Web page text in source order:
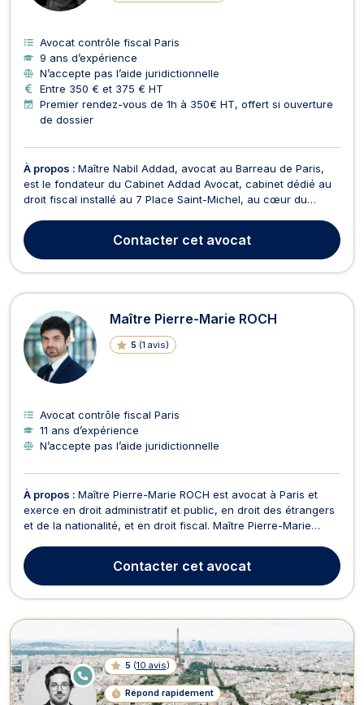
Avocat contrôle fiscal Paris
9 ans d’expérience
N’accepte pas l’aide juridictionnelle
Entre 350 € et 375 € HT
Premier rendez-vous de 1h à 350€ HT, offert si ouverture
de dossier
À propos : Maître Nabil Addad, avocat au Barreau de Paris,
est le fondateur du Cabinet Addad Avocat, cabinet dédié au
droit fiscal installé au 7 Place Saint-Michel, au cœur du
l'Université Paris 1 Panthéon-Sorbonne et à l'Université Paris
2 Panthéon-Assas, il a exercé plusie...
Contacter cet avocat
Maître Pierre-Marie ROCH
5 (1 avis)
Avocat contrôle fiscal Paris
11 ans d’expérience
N’accepte pas l’aide juridictionnelle
À propos : Maître Pierre-Marie ROCH est avocat à Paris et
exerce en droit administratif et public, en droit des étrangers
et de la nationalité, et en droit fiscal. Maître Pierre-Marie
contentieux avec l’administration. Il vous assiste par exemple
dans la contestation d'une déc...
Contacter cet avocat
5 (10 avis)
Répond rapidement
E
N